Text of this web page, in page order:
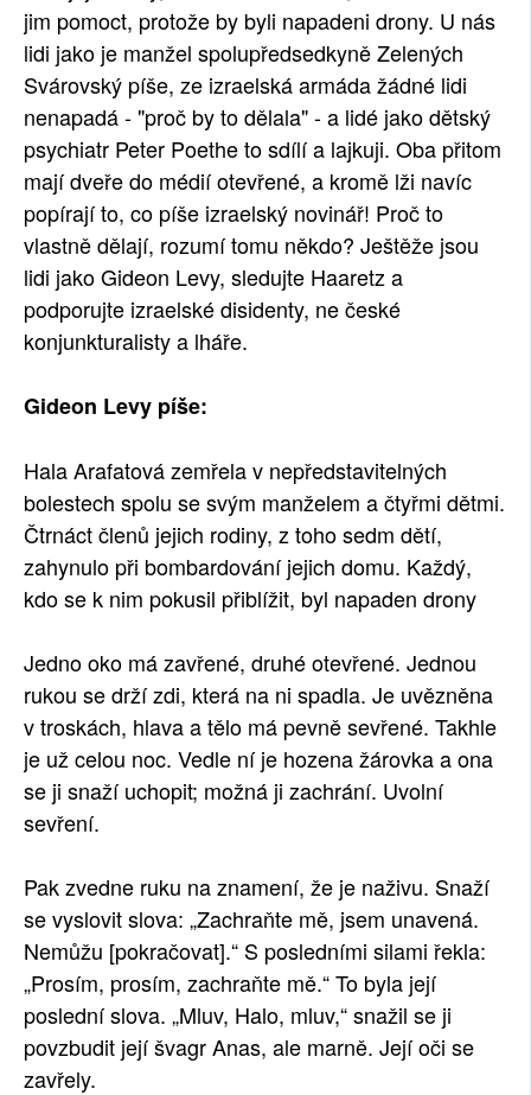
jim pomoct, protože by byli napadeni drony. U nás
lidi jako je manžel spolupředsedkyně Zelených
Svárovský píše, ze izraelská armáda žádné lidi
nenapadá - "proč by to dělala" - a lidé jako dětský
psychiatr Peter Poethe to sdílí a lajkuji. Oba přitom
mají dveře do médií otevřené, a kromě lži navíc
popírají to, co píše izraelský novinář! Proč to
vlastně dělají, rozumí tomu někdo? Ještěže jsou
lidi jako Gideon Levy, sledujte Haaretz a
podporujte izraelské disidenty, ne české
konjunkturalisty a lháře.
Gideon Levy píše:
Hala Arafatová zemřela v nepředstavitelných
bolestech spolu se svým manželem a čtyřmi dětmi.
Čtrnáct členů jejich rodiny, z toho sedm dětí,
zahynulo při bombardování jejich domu. Každý,
kdo se k nim pokusil přiblížit, byl napaden drony
Jedno oko má zavřené, druhé otevřené. Jednou
rukou se drží zdi, která na ni spadla. Je uvězněna
v troskách, hlava a tělo má pevně sevřené. Takhle
je už celou noc. Vedle ní je hozena žárovka a ona
se ji snaží uchopit; možná ji zachrání. Uvolní
sevření.
Pak zvedne ruku na znamení, že je naživu. Snaží
se vyslovit slova: „Zachraňte mě, jsem unavená.
Nemůžu [pokračovat].“ S posledními silami řekla:
„Prosím, prosím, zachraňte mě.“ To byla její
poslední slova. „Mluv, Halo, mluv,“ snažil se ji
povzbudit její švagr Anas, ale marně. Její oči se
zavřely.